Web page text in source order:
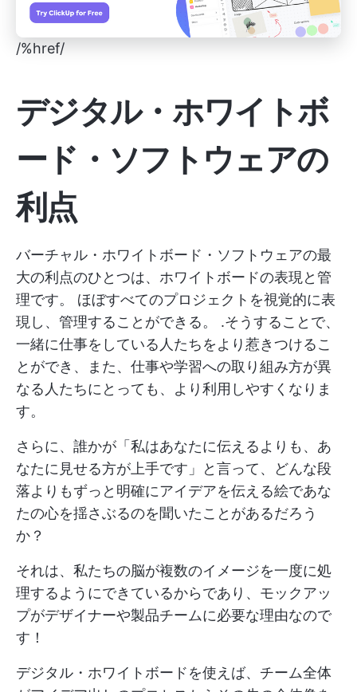
/%href/
デジタル・ホワイトボ
ード・ソフトウェアの
利点
バーチャル・ホワイトボード・ソフトウェアの最
大の利点のひとつは、ホワイトボードの表現と管
理です。 ほぼすべてのプロジェクトを視覚的に表
現し、管理することができる。
.そうすることで、
一緒に仕事をしている人たちをより惹きつけるこ
とができ、また、仕事や学習への取り組み方が異
なる人たちにとっても、より利用しやすくなりま
す。
さらに、誰かが「私はあなたに伝えるよりも、あ
なたに見せる方が上手です」と言って、どんな段
落よりもずっと明確にアイデアを伝える絵であな
たの心を揺さぶるのを聞いたことがあるだろう
か？
それは、私たちの脳が複数のイメージを一度に処
理するようにできているからであり、モックアッ
プがデザイナーや製品チームに必要な理由なので
す！
デジタル・ホワイトボードを使えば、チーム全体